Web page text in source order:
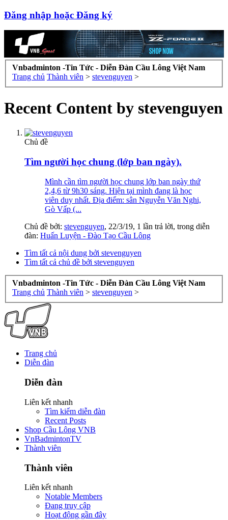
Đăng nhập hoặc Đăng ký
Vnbadminton -Tin Tức - Diễn Đàn Cầu Lông Việt Nam
Trang chủ Thành viên > stevenguyen >
Recent Content by stevenguyen
Chủ đề
Tìm người học chung (lớp ban ngày).
Mình cần tìm người học chung lớp ban ngày thứ
2,4,6 từ 9h30 sáng. Hiện tại mình đang là học
viên duy nhất. Địa điểm: sân Nguyễn Văn Nghi,
Gò Vấp (...
Chủ đề bởi: stevenguyen, 22/3/19, 1 lần trả lời, trong diễn
đàn: Huấn Luyện - Đào Tạo Cầu Lông
Tìm tất cả nội dung bởi stevenguyen
Tìm tất cả chủ đề bởi stevenguyen
Vnbadminton -Tin Tức - Diễn Đàn Cầu Lông Việt Nam
Trang chủ Thành viên > stevenguyen >
Trang chủ
Diễn đàn
Diễn đàn
Liên kết nhanh
Tìm kiếm diễn đàn
Recent Posts
Shop Cầu Lông VNB
VnBadmintonTV
Thành viên
Thành viên
Liên kết nhanh
Notable Members
Đang truy cập
Hoạt động gần đây